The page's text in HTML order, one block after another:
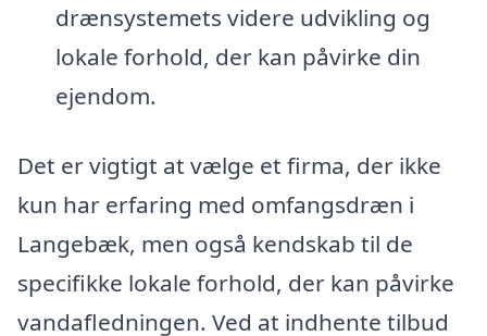
drænsystemets videre udvikling og
lokale forhold, der kan påvirke din
ejendom.
Det er vigtigt at vælge et firma, der ikke
kun har erfaring med omfangsdræn i
Langebæk, men også kendskab til de
specifikke lokale forhold, der kan påvirke
vandafledningen. Ved at indhente tilbud